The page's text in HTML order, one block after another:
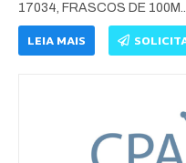
17034, FRASCOS DE
LEIA MAIS